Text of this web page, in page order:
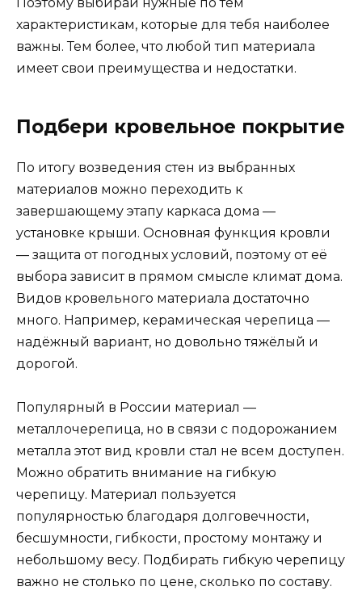
характеристикам, которые для тебя наиболее
важны. Тем более, что любой тип материала
имеет свои преимущества и недостатки.
Подбери кровельное покрытие
По итогу возведения стен из выбранных
материалов можно переходить к
завершающему этапу каркаса дома —
установке крыши. Основная функция кровли
— защита от погодных условий, поэтому от её
выбора зависит в прямом смысле климат дома.
Видов кровельного материала достаточно
много. Например, керамическая черепица —
надёжный вариант, но довольно тяжёлый и
дорогой.
Популярный в России материал —
металлочерепица, но в связи с подорожанием
металла этот вид кровли стал не всем доступен.
Можно обратить внимание на гибкую
черепицу. Материал пользуется
популярностью благодаря долговечности,
бесшумности, гибкости, простому монтажу и
небольшому весу. Подбирать гибкую черепицу
важно не столько по цене, сколько по составу.